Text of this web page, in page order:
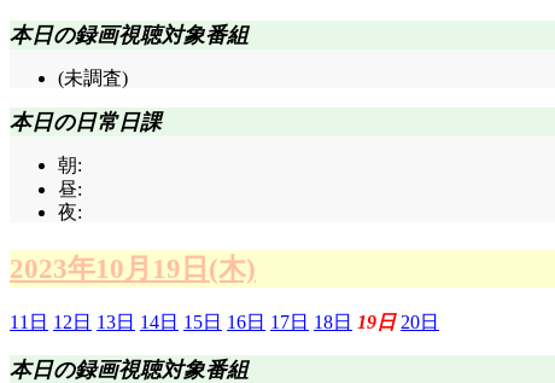
本日の録画視聴対象番組
(未調査)
本日の日常日課
朝:
昼:
夜:
2023年10月19日(木)
11日 12日 13日 14日 15日 16日 17日 18日 19日 20日
本日の録画視聴対象番組